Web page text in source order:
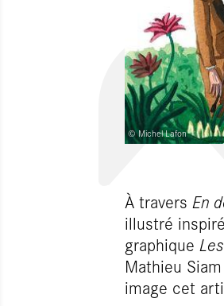
© Michel Lafon
À travers En
illustré
graphique
Mathieu
image cet